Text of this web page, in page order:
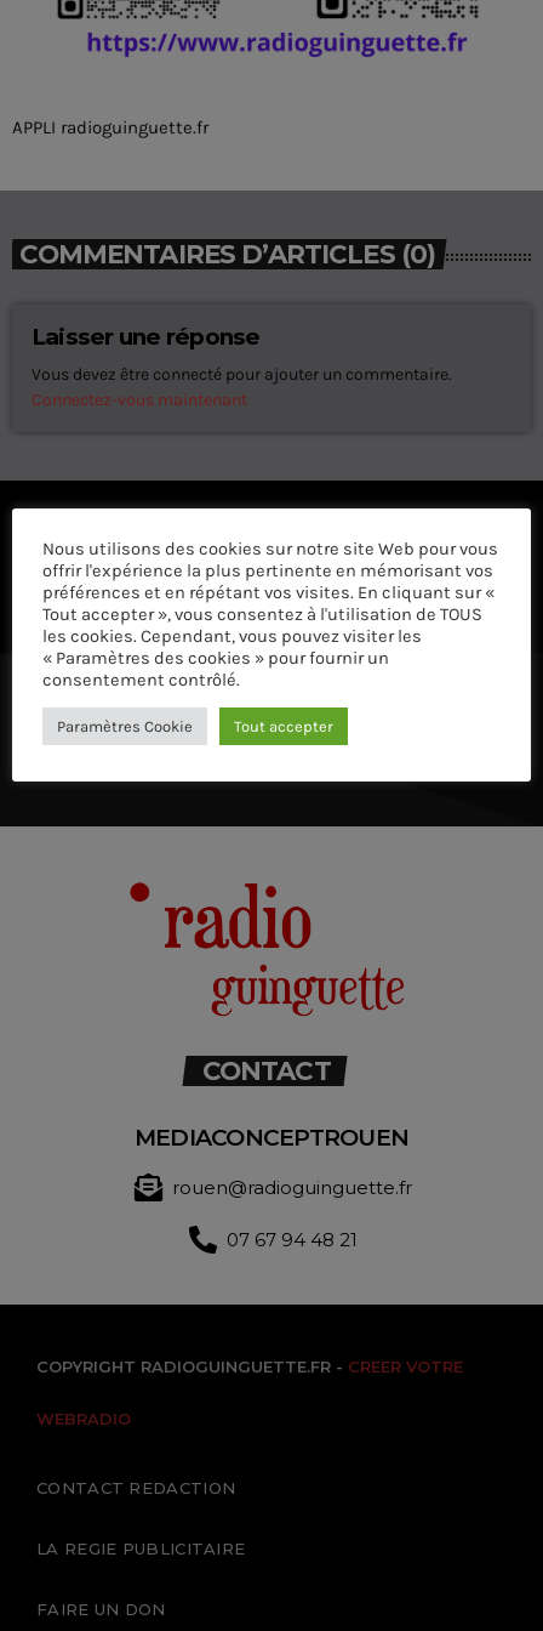
APPLI radioguinguette.fr
COMMENTAIRES D’ARTICLES (0)
Laisser une réponse
Vous devez être connecté pour ajouter un commentaire.
Connectez-vous maintenant
ÉCOUTEZ AVEC VOTRE APP ET SUR LE
CONTACT
MEDIACONCEPTROUEN
rouen@radioguinguette.fr
07 67 94 48 21
COPYRIGHT RADIOGUINGUETTE.FR - CREER VOTRE
WEBRADIO
CONTACT REDACTION
LA REGIE PUBLICITAIRE
FAIRE UN DON
Nous utilisons des cookies sur notre site Web pour vous
offrir l'expérience la plus pertinente en mémorisant vos
préférences et en répétant vos visites. En cliquant sur «
Tout accepter », vous consentez à l'utilisation de TOUS
les cookies. Cependant, vous pouvez visiter les
« Paramètres des cookies » pour fournir un
consentement contrôlé.
Paramètres Cookie Tout accepter